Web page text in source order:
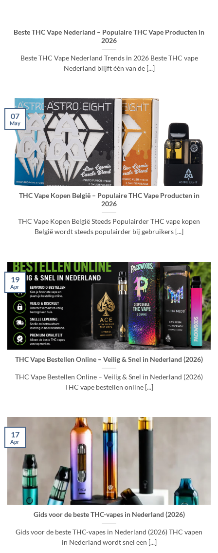
Beste THC Vape Nederland – Populaire THC Vape Producten in
2026
Beste THC Vape Nederland Trends in 2026 Beste THC vape
Nederland blijft één van de [...]
THC Vape Kopen België – Populaire THC Vape Producten in
2026
THC Vape Kopen België Steeds Populairder THC vape kopen
België wordt steeds populairder bij gebruikers [...]
07
May
THC Vape Bestellen Online – Veilig & Snel in Nederland (2026)
THC Vape Bestellen Online – Veilig & Snel in Nederland (2026)
THC vape bestellen online [...]
19
Apr
Gids voor de beste THC-vapes in Nederland (2026)
Gids voor de beste THC-vapes in Nederland (2026) THC vapen
in Nederland wordt snel een [...]
17
Apr